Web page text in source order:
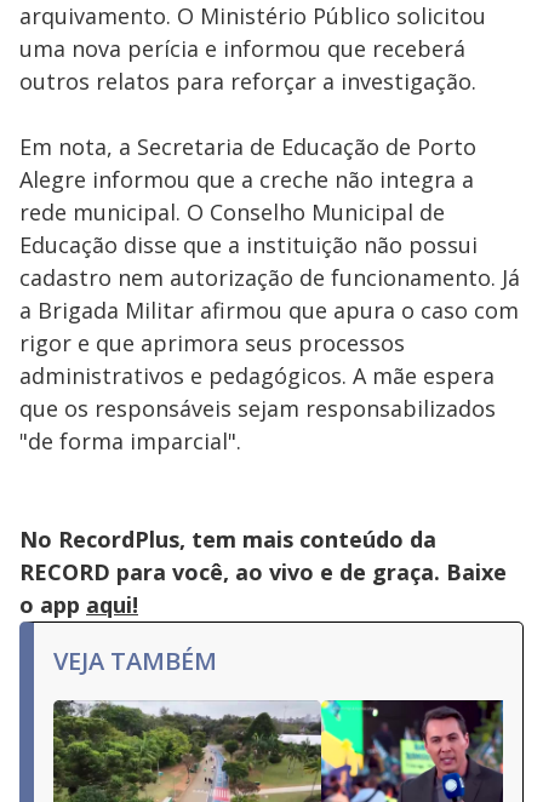
arquivamento. O Ministério Público solicitou
uma nova perícia e informou que receberá
outros relatos para reforçar a investigação.
Em nota, a Secretaria de Educação de Porto
Alegre informou que a creche não integra a
rede municipal. O Conselho Municipal de
Educação disse que a instituição não possui
cadastro nem autorização de funcionamento. Já
a Brigada Militar afirmou que apura o caso com
rigor e que aprimora seus processos
administrativos e pedagógicos. A mãe espera
que os responsáveis sejam responsabilizados
"de forma imparcial".
No RecordPlus, tem mais conteúdo da
RECORD para você, ao vivo e de graça. Baixe
o app aqui!
VEJA TAMBÉM